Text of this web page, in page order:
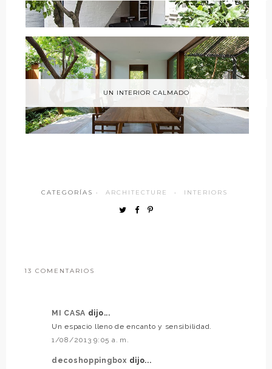
UN INTERIOR CALMADO
CATEGORÍAS · ARCHITECTURE · INTERIORS
13 COMENTARIOS
MI CASA dijo...
Un espacio lleno de encanto y sensibilidad.
1/08/2013 9:05 a. m.
decoshoppingbox dijo...